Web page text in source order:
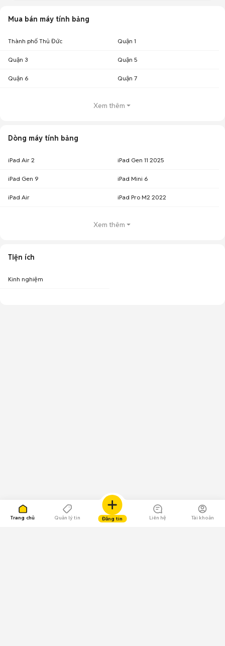
Trang chủ Quản lý tin Đăng tin Liên hệ Tài khoản
Mua bán máy tính bảng
Thành phố Thủ Đức Quận 1
Quận 3 Quận 5
Quận 6 Quận 7
Xem thêm
Dòng máy tính bảng
iPad Air 2 iPad Gen 11 2025
iPad Gen 9 iPad Mini 6
iPad Air iPad Pro M2 2022
Xem thêm
Tiện ích
Kinh nghiệm